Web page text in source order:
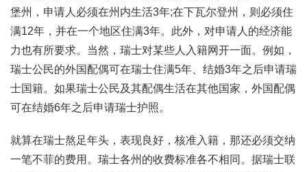
堡州，申请人必须在州内生活3年;在下瓦尔登州，则必须住
满12年，并在一个地区住满3年。此外，对申请人的经济能
力也有所要求。当然，瑞士对某些人入籍网开一面。例如，
瑞士公民的外国配偶可在瑞士住满5年、结婚3年之后申请瑞
士国籍。如果瑞士公民及其配偶生活在其他国家，外国配偶
可在结婚6年之后申请瑞士护照。
就算在瑞士熬足年头，表现良好，核准入籍，那还必须交纳
一笔不菲的费用。瑞士各州的收费标准各不相同。据瑞士联